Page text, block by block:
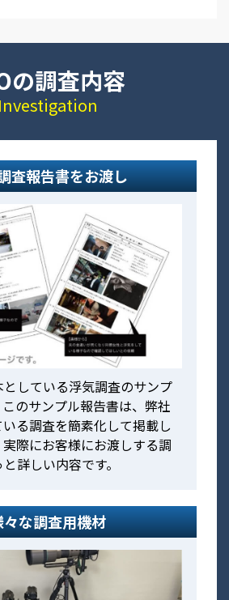
の調査内容
Investigation
査報告書をお渡し
している浮気調査のサンプ
のサンプル報告書は、弊社
る調査を簡素化して掲載し
際にお客様にお渡しする調
詳しい内容です。
々な調査用機材